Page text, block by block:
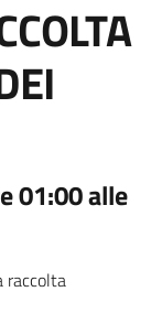
01:00 alle
raccolta